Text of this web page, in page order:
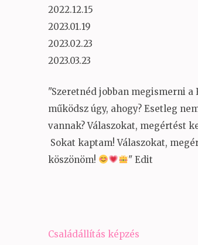
2022.12.15
2023.01.19
2023.02.23
2023.03.23
"Szeretnéd jobban megismerni a
működsz úgy, ahogy? Esetleg
vannak? Válaszokat, megértést
Sokat kaptam! Válaszokat,
köszönöm!
" Edit
Bejegyzés
Családállítás képzés